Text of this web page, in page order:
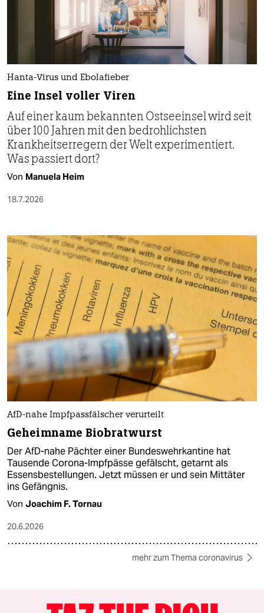
Hanta-Virus und Ebolafieber
Eine Insel voller Viren
Auf einer kaum bekannten Ostseeinsel wird seit
über 100 Jahren mit den bedrohlichsten
Krankheitserregern der Welt experimentiert.
Was passiert dort?
Von Manuela Heim
18.7.2026
AfD-nahe Impfpassfälscher verurteilt
Geheimname Biobratwurst
Der AfD-nahe Pächter einer Bundeswehrkantine hat
Tausende Corona-Impfpässe gefälscht, getarnt als
Essensbestellungen. Jetzt müssen er und sein Mittäter
ins Gefängnis.
Von Joachim F. Tornau
20.6.2026
mehr zum Thema coronavirus